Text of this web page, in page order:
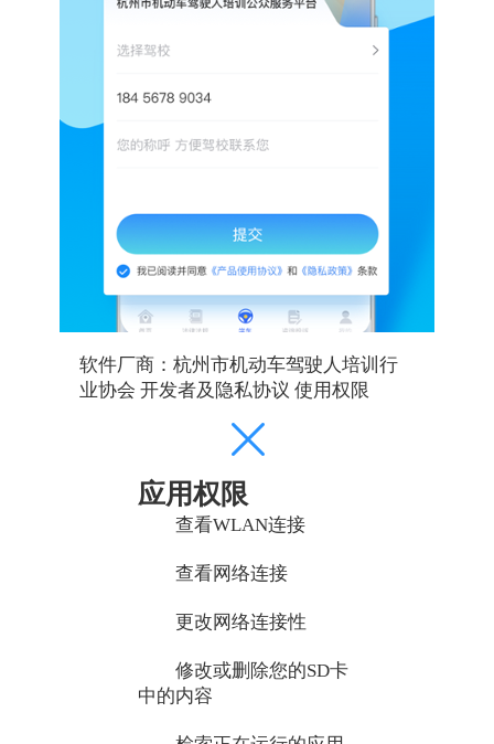
软件厂商：杭州市机动车驾驶人培训行
业协会 开发者及隐私协议 使用权限
应用权限
查看WLAN连接
查看网络连接
更改网络连接性
修改或删除您的SD卡
中的内容